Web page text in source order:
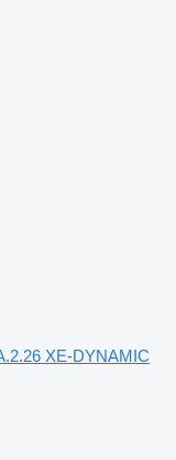
XE-DYNAMIC